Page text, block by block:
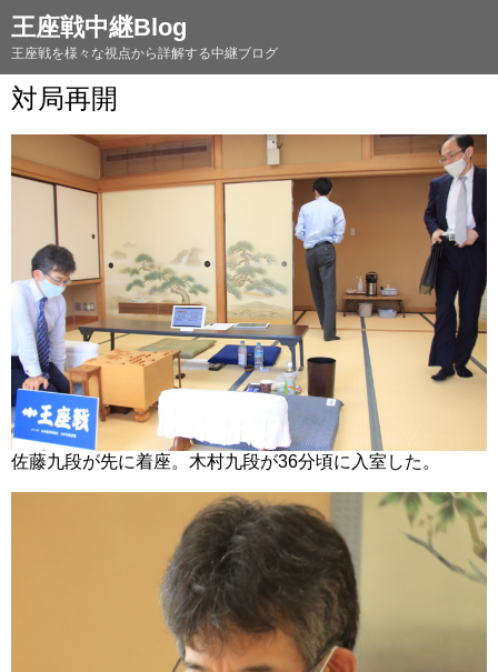
王座戦中継Blog
王座戦を様々な視点から詳解する中継ブログ
対局再開
佐藤九段が先に着座。木村九段が36分頃に入室した。